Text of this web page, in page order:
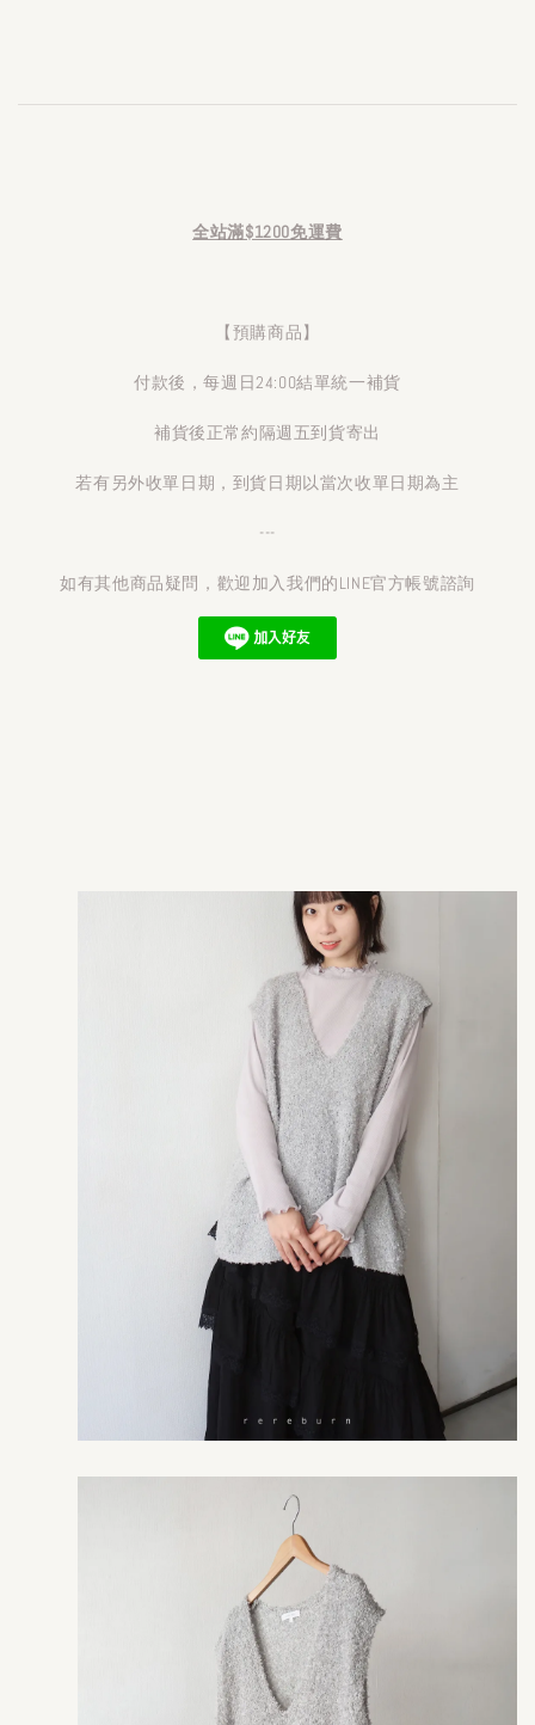
全站滿$1200免運費
【預購商品】
付款後，每週日24:00結單統一補貨
補貨後正常約隔週五到貨寄出
若有另外收單日期，到貨日期以當次收單日期為主
---
如有其他商品疑問，歡迎加入我們的LINE官方帳號諮詢